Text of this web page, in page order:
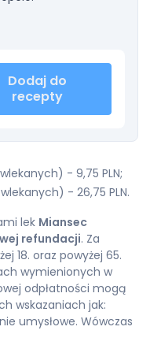
Dodaj do
recepty
- 9,75 PLN;
- 26,75 PLN.
lek Miansec
refundacji. Za
18. oraz powyżej 65.
wymienionych w
odpłatności mogą
wskazaniach jak:
umysłowe. Wówczas